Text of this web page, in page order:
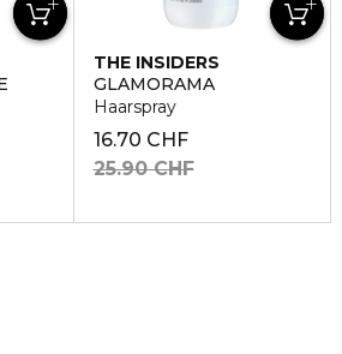
THE INSIDERS
GLAMORAMA
Haarspray
16.70 CHF
25.90 CHF